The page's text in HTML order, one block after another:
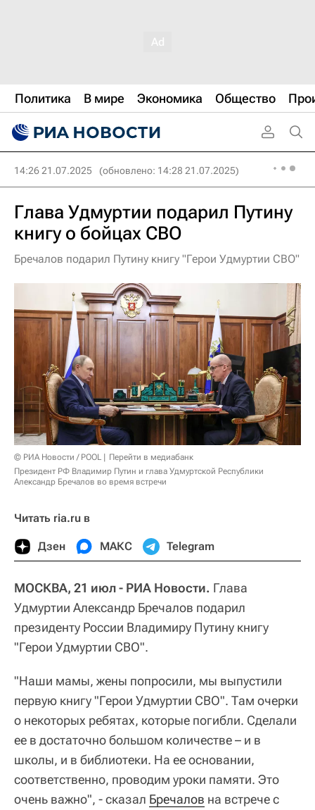
Политика В мире Экономика Общество
14:26 21.07.2025 (обновлено: 14:28 21.07.2025)
Глава Удмуртии подарил Путину
книгу о бойцах СВО
Бречалов подарил Путину книгу "Герои Удмуртии СВО"
© РИА Новости / POOL
Перейти в медиабанк
Президент РФ Владимир Путин и глава Удмуртской Республики
Александр Бречалов во время встречи
Читать ria.ru в
Дзен МАКС Telegram
МОСКВА, 21 июл - РИА Новости. Глава
Удмуртии Александр Бречалов подарил
президенту России Владимиру Путину книгу
"Герои Удмуртии СВО".
"Наши мамы, жены попросили, мы выпустили
первую книгу "Герои Удмуртии СВО". Там очерки
о некоторых ребятах, которые погибли. Сделали
ее в достаточно большом количестве – и в
школы, и в библиотеки. На ее основании,
соответственно, проводим уроки памяти. Это
очень важно", - сказал Бречалов на встрече с